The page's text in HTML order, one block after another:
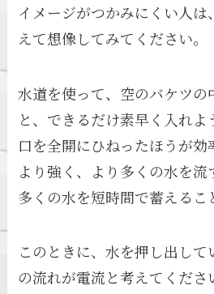
イメージがつかみにくい人
えて想像してみてください。
水道を使って、空のバケツの
と、できるだけ素早く入れ
口を全開にひねったほうが効
より強く、より多くの水を流
多くの水を短時間で蓄えるこ
このときに、水を押し出し
の流れが電流と考えてくだ